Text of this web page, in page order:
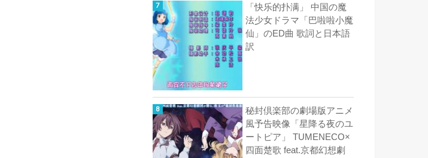
「快乐的扑满」 中国の魔
法少女ドラマ「巴啦啦小魔
仙」のED曲 歌詞と日本語
訳
秘封倶楽部の劇場版アニメ
風予告映像「星降る夜のユ
ートピア」 TUMENECO×
四面楚歌 feat.京都幻想劇